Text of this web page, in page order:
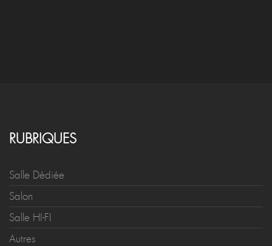
RUBRIQUES
Salle Dédiée
Salon
Salle HI-FI
Autres